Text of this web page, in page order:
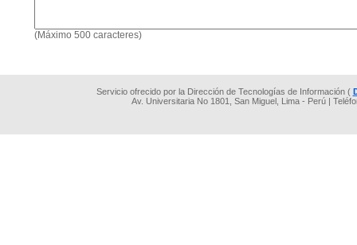
(Máximo 500 caracteres)
Servicio ofrecido por la Dirección de Tecnologías de Información (
Av. Universitaria No 1801, San Miguel, Lima - Perú |